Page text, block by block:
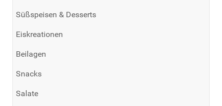
Süßspeisen & Desserts
Eiskreationen
Beilagen
Snacks
Salate